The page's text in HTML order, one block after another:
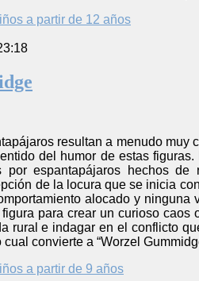
a partir de 12 años
resultan a menudo muy
del humor de estas
por espantapájaros hechos
de la locura que se inicia
alocado y
para crear un curioso
rural e indagar en el conflicto
convierte a “Worzel
a partir de 9 años